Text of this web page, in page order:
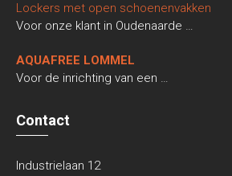
Lockers met open schoenenvakken
Voor onze klant in Oudenaarde …
AQUAFREE LOMMEL
Voor de inrichting van een …
Contact
Industrielaan 12